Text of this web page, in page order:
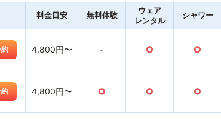
料金目安 無料体験
ウェア
レンタル
シャワー
4,800円〜 - ○ ○
4,800円〜 ○ ○ ○